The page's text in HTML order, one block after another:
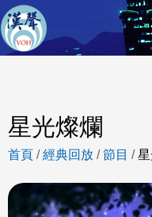
星光燦爛
首頁 /經典回放 /節目 /